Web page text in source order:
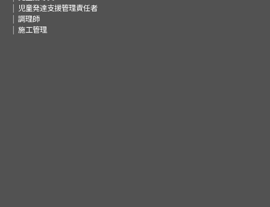
児童発達支援管理責任者
調理師
施工管理